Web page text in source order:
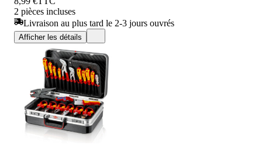
2 pièces incluses
Livraison au plus tard le 2-3 jours ouvrés
Afficher les détails